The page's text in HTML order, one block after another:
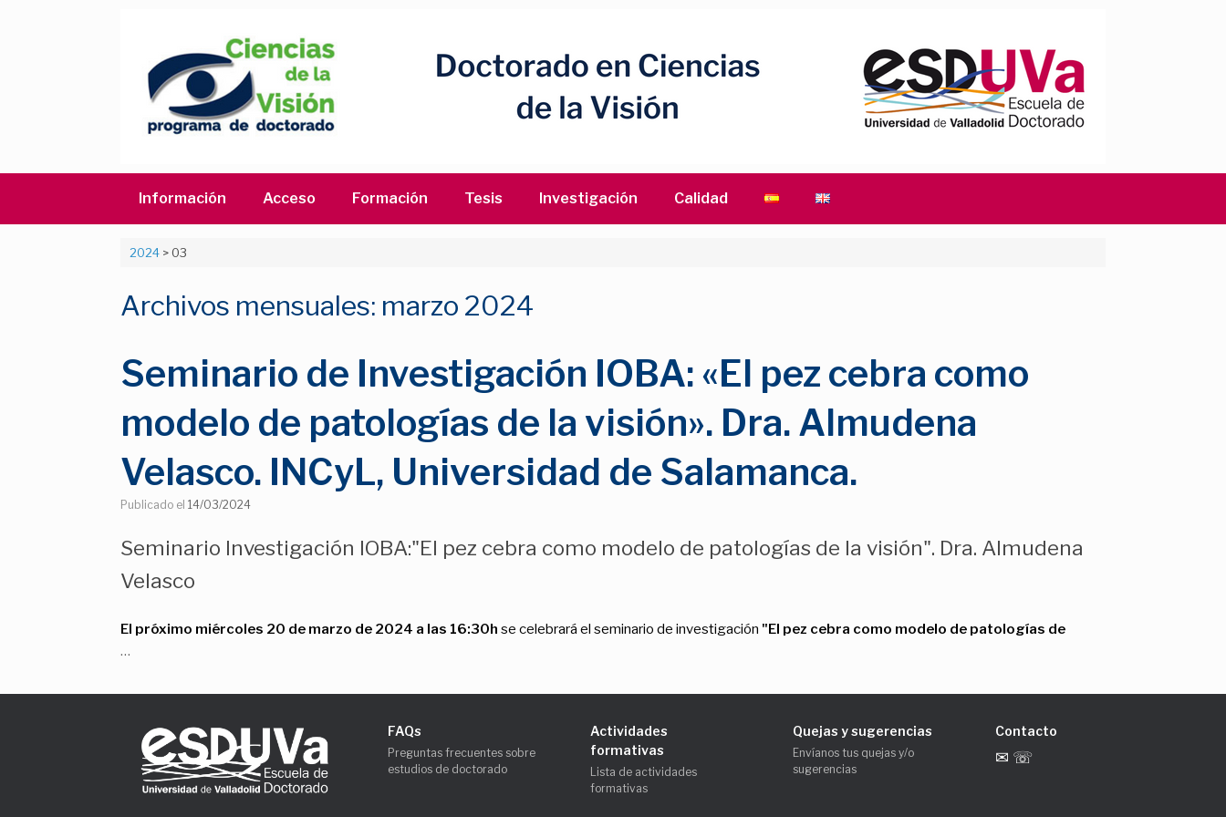
Información Acceso Formación Tesis Investigación Calidad
2024> 03
Archivos mensuales: marzo 2024
Seminario de Investigación IOBA: «El pez cebra como
modelo de patologías de la visión». Dra. Almudena
Velasco. INCyL, Universidad de Salamanca.
Publicado el 14/03/2024
Seminario Investigación IOBA:"El pez cebra como modelo de patologías de la visión". Dra. Almudena
Velasco
El próximo miércoles 20 de marzo de 2024 a las 16:30h se celebrará el seminario de investigación "El pez cebra como modelo de patologías de
…
FAQs
Preguntas frecuentes sobre
estudios de doctorado
Actividades
formativas
Lista de actividades
formativas
Quejas y sugerencias
Envíanos tus quejas y/o
sugerencias
Contacto
✉ ☏